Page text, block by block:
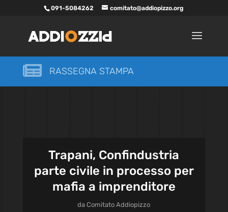
091-5084262 comitato@addiopizzo.org
 RASSEGNA STAMPA
Trapani, Confindustria
parte civile in processo per
mafia a imprenditore
daComitato Addiopizzo